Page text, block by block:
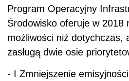
Program Operacyjny
Środowisko oferuje w 2018
możliwości niż dotychczas,
zasługą dwie osie
- I Zmniejszenie